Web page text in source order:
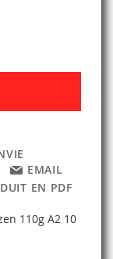
EMAIL
EN PDF
110g A2 10